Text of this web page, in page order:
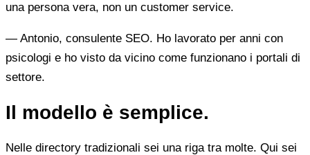
una persona vera, non un customer service.
— Antonio, consulente SEO. Ho lavorato per anni con
psicologi e ho visto da vicino come funzionano i portali di
settore.
Il modello è semplice.
Nelle directory tradizionali sei una riga tra molte. Qui sei